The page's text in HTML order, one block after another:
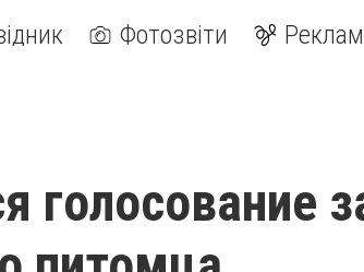
Фотозвіти
голосование